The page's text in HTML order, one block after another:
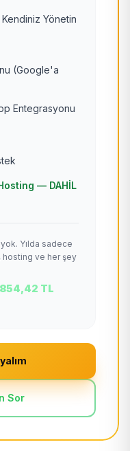
Yönetin
(Google'a
Entegrasyonu
— DAHİL
Yılda sadece
hosting ve her şey
TL
Sor